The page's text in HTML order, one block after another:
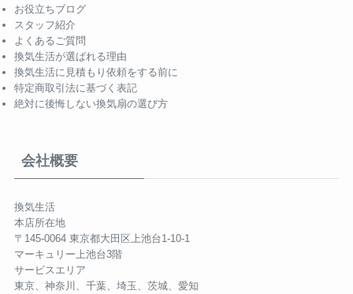
お役立ちブログ
スタッフ紹介
よくあるご質問
換気生活が選ばれる理由
換気生活に見積もり依頼をする前に
特定商取引法に基づく表記
絶対に後悔しない換気扇の選び方
会社概要
換気生活
本店所在地
〒145-0064 東京都大田区上池台1-10-1
マーキュリー上池台3階
サービスエリア
東京、神奈川、千葉、埼玉、茨城、愛知